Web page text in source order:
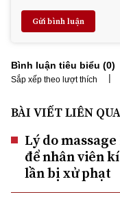
Gửi bình luận
Bình luận tiêu biểu (0)
Sắp xếp theo lượt thích |
BÀI VIẾT LIÊN
Lý do
để nhân viên
lần bị xử phạt